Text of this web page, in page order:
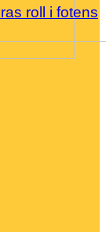
roll i fotens